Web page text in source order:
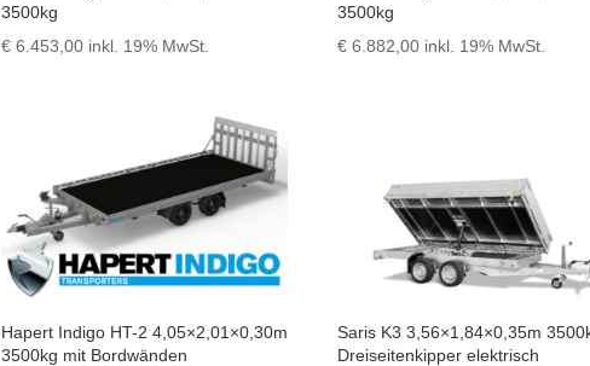
3500kg
€ 6.453,00 inkl. 19% MwSt.
3500kg
€ 6.882,00 inkl. 19% MwSt.
Hapert Indigo HT-2 4,05×2,01×0,30m
3500kg mit Bordwänden
Saris K3 3,56×1,84×0,35m
Dreiseitenkipper elektrisch